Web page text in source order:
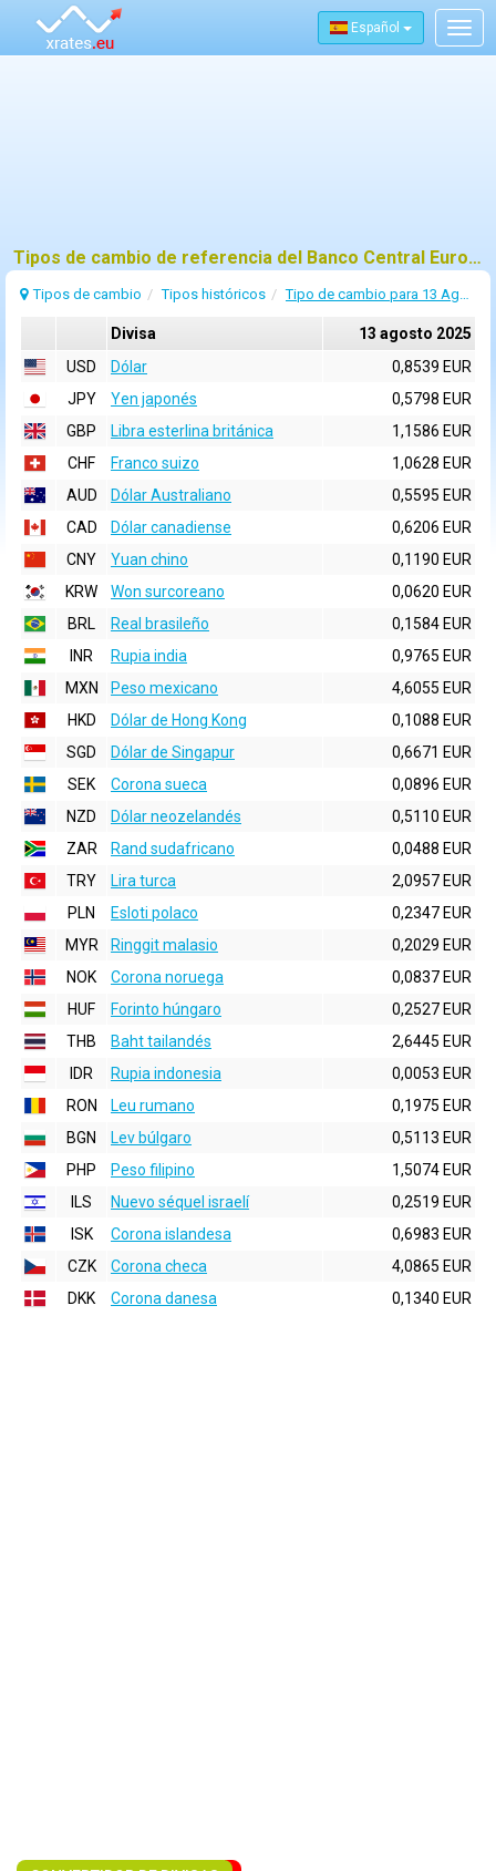
Español
Tipos de cambio de referencia del Banco Central Europeo (BCE) para 13 agosto 2025
Tipos de cambio Tipos históricos Tipo de cambio para 13 Agosto 2025
Divisa
13 agosto 2025
USD
Dólar
0,8539 EUR
JPY
Yen japonés
0,5798 EUR
GBP
Libra esterlina británica
1,1586 EUR
CHF
Franco suizo
1,0628 EUR
AUD
Dólar Australiano
0,5595 EUR
CAD
Dólar canadiense
0,6206 EUR
CNY
Yuan chino
0,1190 EUR
KRW
Won surcoreano
0,0620 EUR
BRL
Real brasileño
0,1584 EUR
INR
Rupia india
0,9765 EUR
MXN
Peso mexicano
4,6055 EUR
HKD
Dólar de Hong Kong
0,1088 EUR
SGD
Dólar de Singapur
0,6671 EUR
SEK
Corona sueca
0,0896 EUR
NZD
Dólar neozelandés
0,5110 EUR
ZAR
Rand sudafricano
0,0488 EUR
TRY
Lira turca
2,0957 EUR
PLN
Esloti polaco
0,2347 EUR
MYR
Ringgit malasio
0,2029 EUR
NOK
Corona noruega
0,0837 EUR
HUF
Forinto húngaro
0,2527 EUR
THB
Baht tailandés
2,6445 EUR
IDR
Rupia indonesia
0,0053 EUR
RON
Leu rumano
0,1975 EUR
BGN
Lev búlgaro
0,5113 EUR
PHP
Peso filipino
1,5074 EUR
ILS
Nuevo séquel israelí
0,2519 EUR
ISK
Corona islandesa
0,6983 EUR
CZK
Corona checa
4,0865 EUR
DKK
Corona danesa 0,1340 EUR